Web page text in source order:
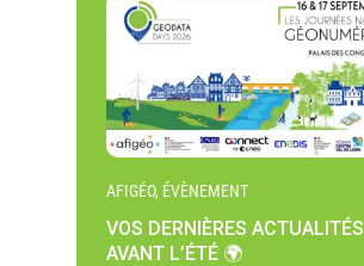
AFIGÉO, ÉVÈNEMENT
VOS DERNIÈRES ACTUALITÉS
AVANT L’ÉTÉ 🌍